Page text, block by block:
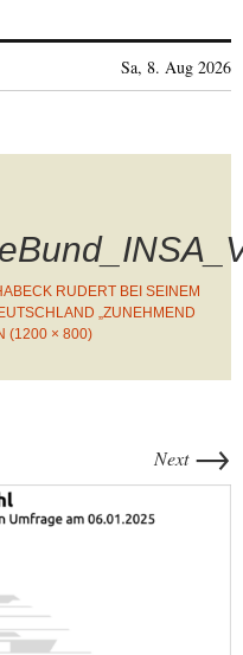
Sa, 8. Aug 2026
RUDERT BEI SEINEM
„ZUNEHMEND
(1200 × 800)
Next →